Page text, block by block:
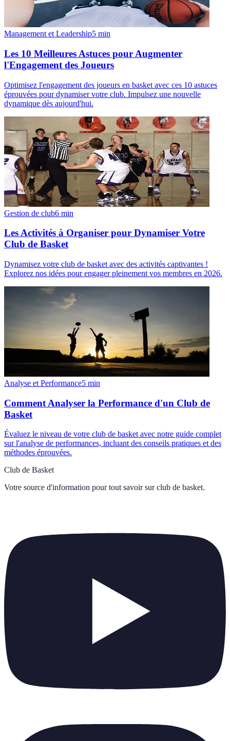
Management et Leadership5 min
Les 10 Meilleures Astuces pour Augmenter
l'Engagement des Joueurs
Optimisez l'engagement des joueurs en basket avec ces 10 astuces
éprouvées pour dynamiser votre club. Impulsez une nouvelle
dynamique dès aujourd'hui.
Gestion de club6 min
Les Activités à Organiser pour Dynamiser Votre
Club de Basket
Dynamisez votre club de basket avec des activités captivantes !
Explorez nos idées pour engager pleinement vos membres en 2026.
Analyse et Performance5 min
Comment Analyser la Performance d'un Club de
Basket
Évaluez le niveau de votre club de basket avec notre guide complet
sur l'analyse de performances, incluant des conseils pratiques et des
méthodes éprouvées.
Club de Basket
Votre source d'information pour tout savoir sur club de basket.